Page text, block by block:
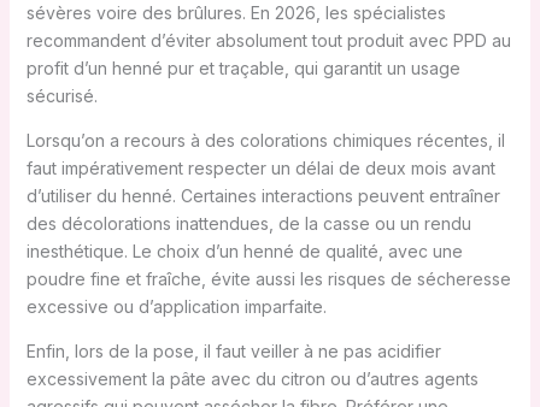
sévères voire des brûlures. En 2026, les spécialistes
recommandent d’éviter absolument tout produit avec PPD au
profit d’un henné pur et traçable, qui garantit un usage
sécurisé.
Lorsqu’on a recours à des colorations chimiques récentes, il
faut impérativement respecter un délai de deux mois avant
d’utiliser du henné. Certaines interactions peuvent entraîner
des décolorations inattendues, de la casse ou un rendu
inesthétique. Le choix d’un henné de qualité, avec une
poudre fine et fraîche, évite aussi les risques de sécheresse
excessive ou d’application imparfaite.
Enfin, lors de la pose, il faut veiller à ne pas acidifier
excessivement la pâte avec du citron ou d’autres agents